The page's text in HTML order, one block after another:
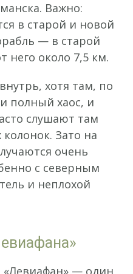
Важно:
в старой и новой
— в старой
него около 7,5 км.
хотя там, по
полный хаос, и
слушают там
Зато на
очень
с северным
и неплохой
«Левиафан» — один